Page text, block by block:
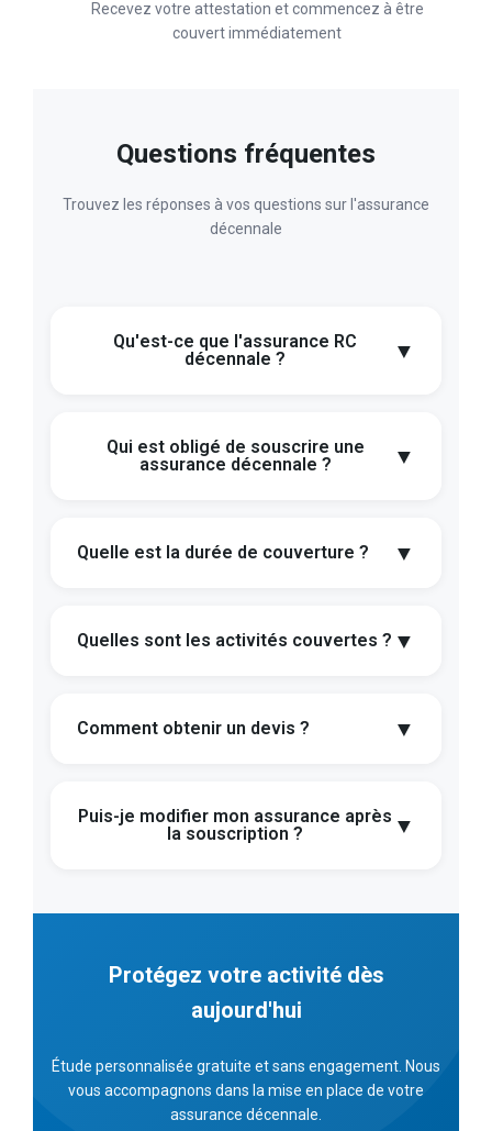
Recevez votre attestation et commencez à être
couvert immédiatement
Questions fréquentes
Trouvez les réponses à vos questions sur l'assurance
décennale
Qu'est-ce que l'assurance RC
décennale ?
▼
Qui est obligé de souscrire une
assurance décennale ?
▼
Quelle est la durée de couverture ? ▼
Quelles sont les activités couvertes ? ▼
Comment obtenir un devis ? ▼
Puis-je modifier mon assurance après
la souscription ?
▼
Protégez votre activité dès
aujourd'hui
Étude personnalisée gratuite et sans engagement. Nous
vous accompagnons dans la mise en place de votre
assurance décennale.